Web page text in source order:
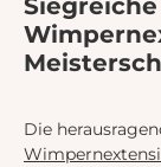
Die